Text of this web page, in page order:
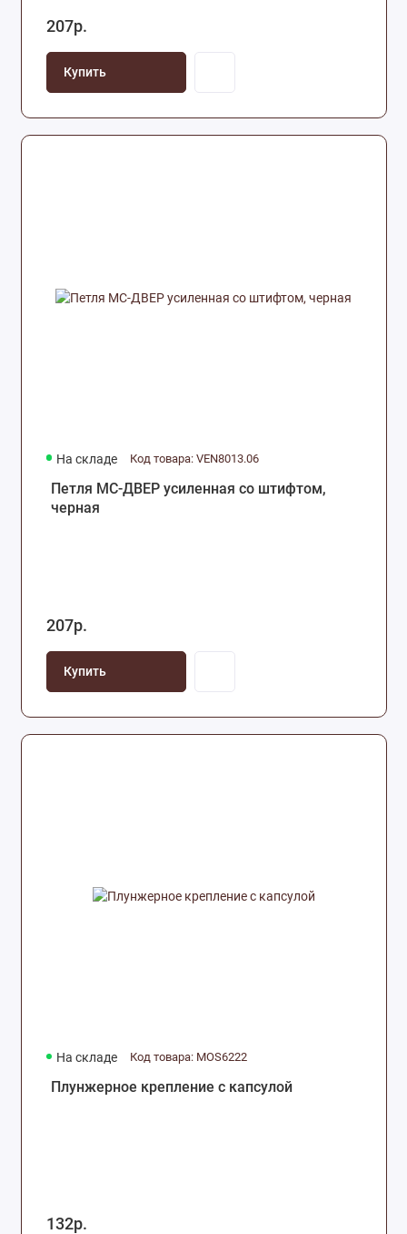
207р.
Купить
На складе Код товара: VEN8013.06
Петля МС-ДВЕР усиленная со штифтом,
черная
207р.
Купить
На складе Код товара: MOS6222
Плунжерное крепление с капсулой
132р.